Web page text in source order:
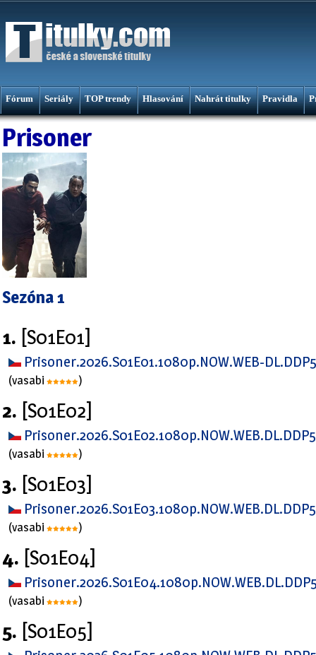
Fórum Seriály TOP trendy Hlasování Nahrát titulky Pravidla
Prisoner
Sezóna 1
1. [S01E01]
Prisoner.2026.S01E01.1080p.NOW.WEB-
(vasabi )
2. [S01E02]
(vasabi )
3. [S01E03]
(vasabi )
4. [S01E04]
(vasabi )
5. [S01E05]